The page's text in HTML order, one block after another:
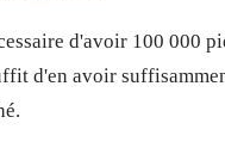
d'avoir 100 000
d'en avoir